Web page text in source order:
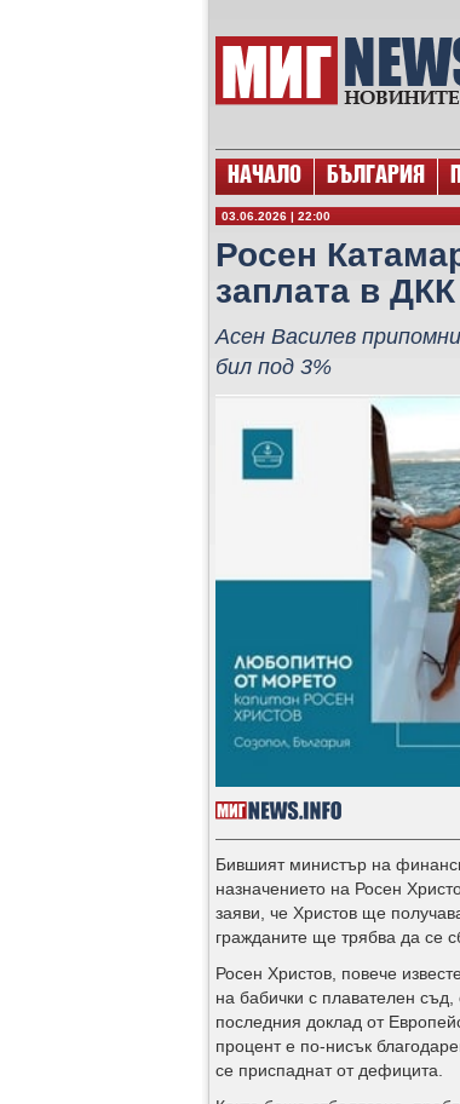
НАЧАЛО БЪЛГАРИЯ
03.06.2026 | 22:00
Росен
заплата в ДКК
Асен Василев
бил под 3%
Бившият министър на
назначението на Росен
заяви, че Христов ще
гражданите ще трябва да се
Росен Христов, повече
на бабички с плавателен
последния доклад от
процент е по-нисък
се приспаднат от дефицита.